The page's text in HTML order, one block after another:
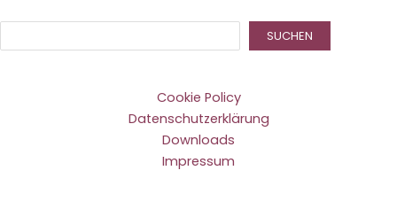
SUCHEN
Cookie Policy
Datenschutzerklärung
Downloads
Impressum